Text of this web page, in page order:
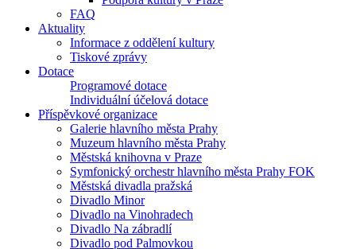
FAQ
Aktuality
Informace z oddělení kultury
Tiskové zprávy
Dotace
Programové dotace
Individuální účelová dotace
Příspěvkové organizace
Galerie hlavního města Prahy
Muzeum hlavního města Prahy
Městská knihovna v Praze
Symfonický orchestr hlavního města Prahy FOK
Městská divadla pražská
Divadlo Minor
Divadlo na Vinohradech
Divadlo Na zábradlí
Divadlo pod Palmovkou